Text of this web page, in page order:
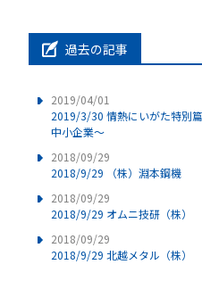
過去の記事
2019/04/01
2019/3/30 情熱にいがた特別
中小企業～
2018/09/29
2018/9/29 （株）淵本鋼機
2018/09/29
2018/9/29 オムニ技研（株）
2018/09/29
2018/9/29 北越メタル（株）